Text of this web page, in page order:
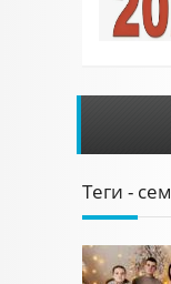
Теги -